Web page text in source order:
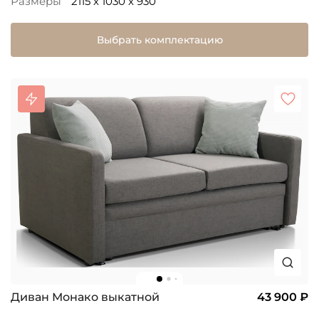
Выбрать комплектацию
Диван Монако выкатной 43 900 ₽